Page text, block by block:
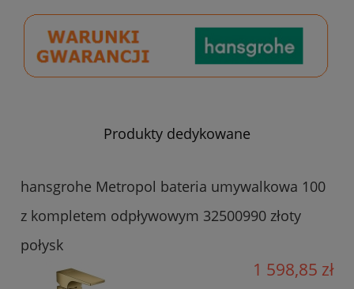
Produkty dedykowane
hansgrohe Metropol bateria umywalkowa 100
z kompletem odpływowym 32500990 złoty
połysk
1 598,85 zł